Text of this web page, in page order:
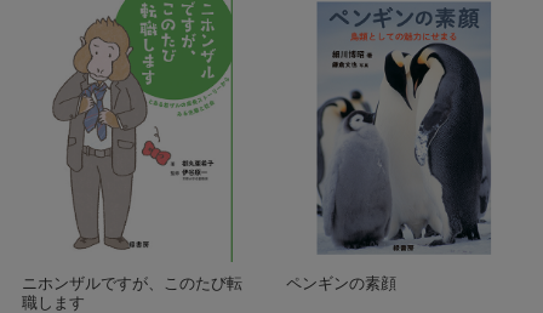
ニホンザルですが、このたび転
職します
ペンギンの素顔